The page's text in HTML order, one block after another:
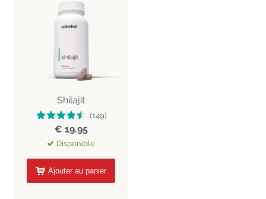
Shilajit
(149)
€ 19.95
Disponible
Ajouter au panier